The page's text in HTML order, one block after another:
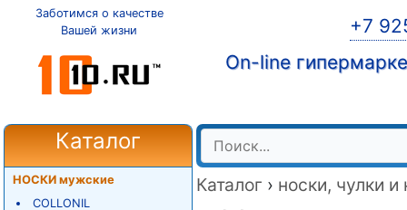
Заботимся о качестве
Вашей жизни
+7
On-line
Каталог
НОСКИ мужские
COLLONIL
Каталог › носки, чулки и